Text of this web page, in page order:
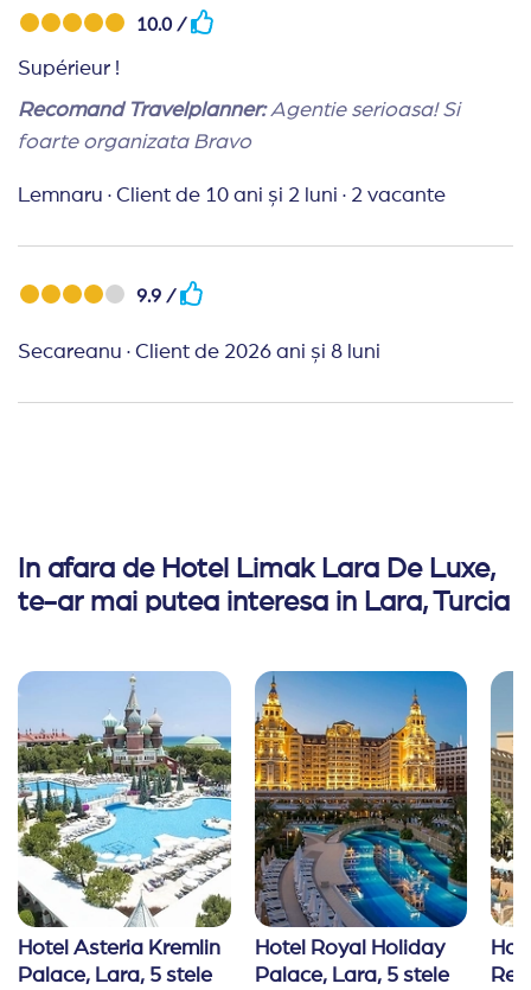
10.0 /
Supérieur !
Recomand Travelplanner:Agentie serioasa! Si
foarte organizata Bravo
Lemnaru · Client de 10 ani și 2 luni · 2 vacante
9.9 /
Secareanu · Client de 2026 ani și 8 luni
In afara de Hotel Limak Lara De Luxe,
te-ar mai putea interesa in Lara, Turcia
Hotel Asteria Kremlin
Palace, Lara, 5 stele
Hotel Royal Holiday
Palace, Lara, 5 stele